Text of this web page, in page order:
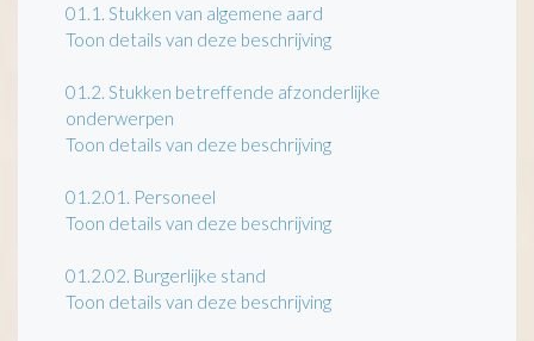
01.1. Stukken van algemene aard
Toon details van deze beschrijving
01.2. Stukken betreffende afzonderlijke
onderwerpen
Toon details van deze beschrijving
01.2.01.
Personeel
Toon details van deze beschrijving
01.2.02. Burgerlijke stand
Toon details van deze beschrijving